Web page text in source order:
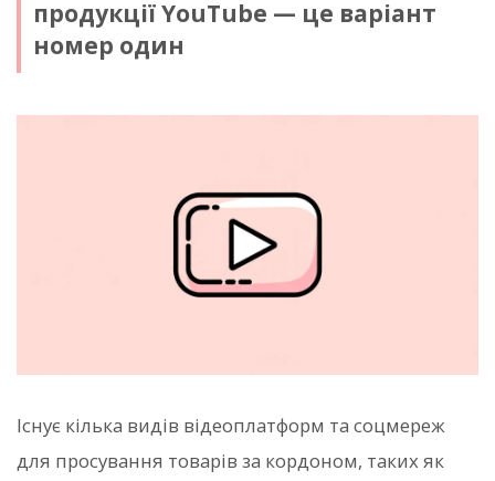
продукції YouTube — це варіант
номер один
Існує кілька видів відеоплатформ та соцмереж
для просування товарів за кордоном, таких як